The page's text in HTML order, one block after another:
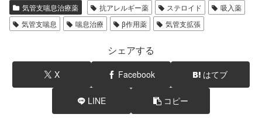
気管支喘息治療薬 抗アレルギー薬 ステロイド
吸入薬
気管支喘息
喘息治療 β作用薬 気管支拡張
シェアする
X Facebook はてブ
LINE コピー